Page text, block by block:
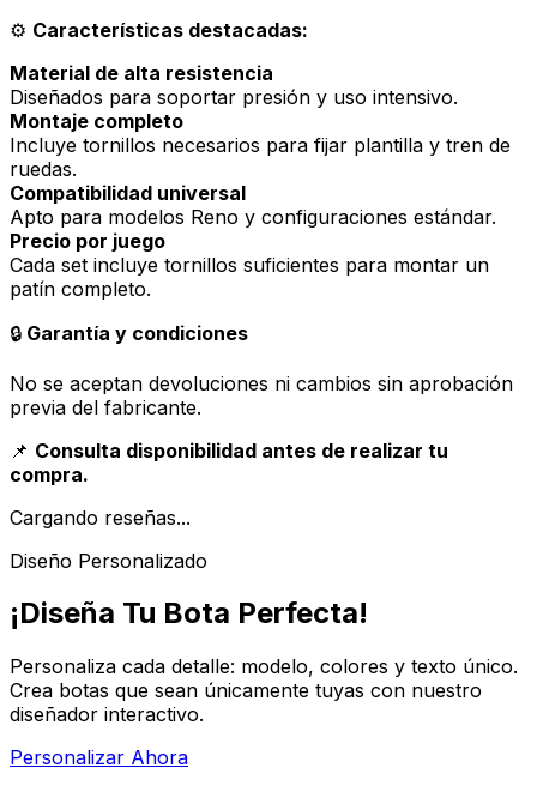
⚙️ Características destacadas:
Material de alta resistencia
Diseñados para soportar presión y uso intensivo.
Montaje completo
Incluye tornillos necesarios para fijar plantilla y tren de
ruedas.
Compatibilidad universal
Apto para modelos Reno y configuraciones estándar.
Precio por juego
Cada set incluye tornillos suficientes para montar un
patín completo.
🔒 Garantía y condiciones
No se aceptan devoluciones ni cambios sin aprobación
previa del fabricante.
📌 Consulta disponibilidad antes de realizar tu
compra.
Cargando reseñas...
Diseño Personalizado
¡Diseña Tu Bota Perfecta!
Personaliza cada detalle: modelo, colores y texto único.
Crea botas que sean únicamente tuyas con nuestro
diseñador interactivo.
Personalizar Ahora